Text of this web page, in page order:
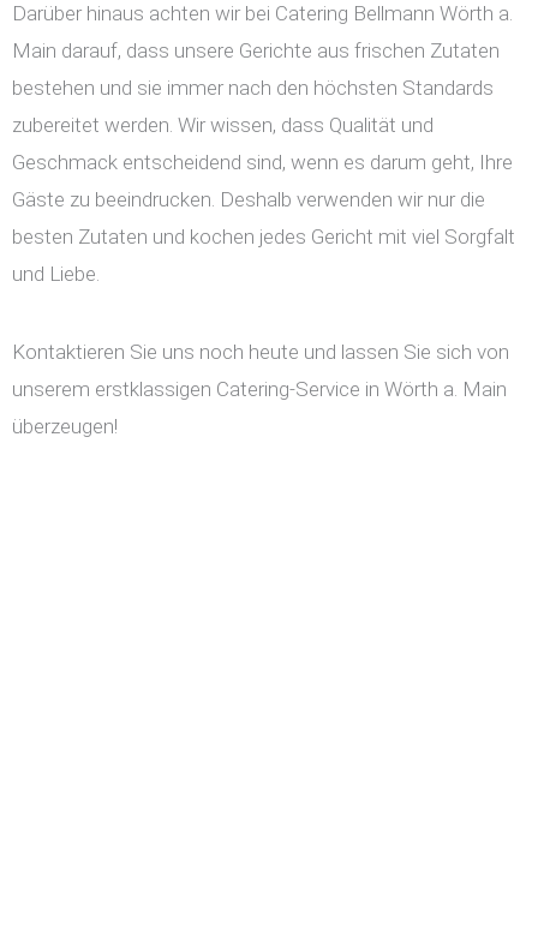
Darüber hinaus achten wir bei Catering Bellmann Wörth a.
Main darauf, dass unsere Gerichte aus frischen Zutaten
bestehen und sie immer nach den höchsten Standards
zubereitet werden. Wir wissen, dass Qualität und
Geschmack entscheidend sind, wenn es darum geht, Ihre
Gäste zu beeindrucken. Deshalb verwenden wir nur die
besten Zutaten und kochen jedes Gericht mit viel Sorgfalt
und Liebe.
Kontaktieren Sie uns noch heute und lassen Sie sich von
unserem erstklassigen Catering-Service in Wörth a. Main
überzeugen!